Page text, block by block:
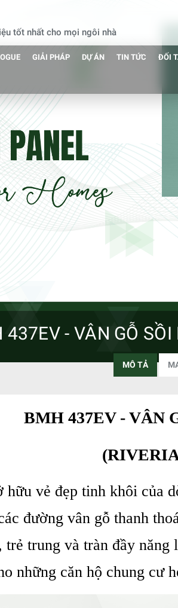
tốt nhất cho mọi ngôi nhà
GIẢI PHÁP DỰ ÁN TIN TỨC ĐỐI
437EV - VÂN GỖ
MÔ TẢ
BMH 437EV - VÂN
hữu vẻ đẹp tinh khôi của
đường vân gỗ thanh
trẻ trung và tràn đầy
những căn hộ chung cư